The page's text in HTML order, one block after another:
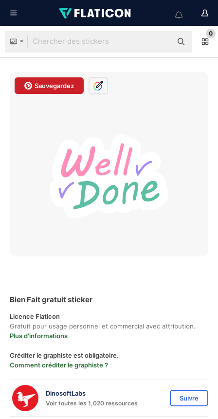
0
Sauvegardez
Bien Fait gratuit sticker
Licence Flaticon
Gratuit pour usage personnel et commercial avec attribution.
Plus d'informations
Créditer le graphiste est obligatoire.
Comment créditer le graphiste ?
DinosoftLabs
Voir toutes les 1,020 ressources
Suivre